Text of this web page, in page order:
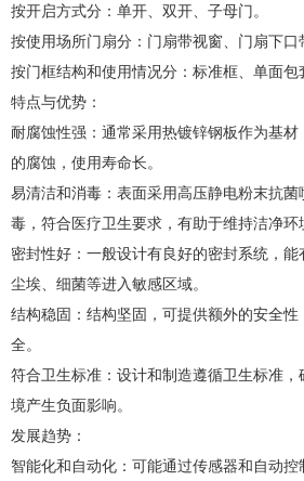
按开启方式分：单开、双开、子母门。
按使用场所门扇分：门扇带视窗、门扇下口
按门框结构和使用情况分：标准框、单面包
特点与优势：
耐腐蚀性强：通常采用热镀锌钢板作为基
的腐蚀，使用寿命长。
易清洁和消毒：表面采用高压静电粉末抗
毒，符合医疗卫生要求，有助于维持洁净环
密封性好：一般设计有良好的密封系统，
尘埃、细菌等进入敏感区域。
结构稳固：结构坚固，可提供额外的安全
全。
符合卫生标准：设计和制造遵循卫生标准
境产生负面影响。
发展趋势：
智能化和自动化：可能通过传感器和自动